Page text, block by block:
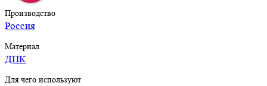
Производство
Россия
Материал
ДПК
Для чего используют